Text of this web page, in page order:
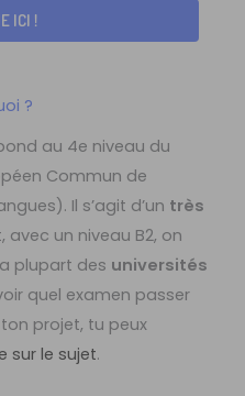
ICI !
?
au 4e niveau du
Commun de
Il s’agit d’un très
avec un niveau B2, on
plupart des universités
quel examen passer
projet, tu peux
sur le sujet.